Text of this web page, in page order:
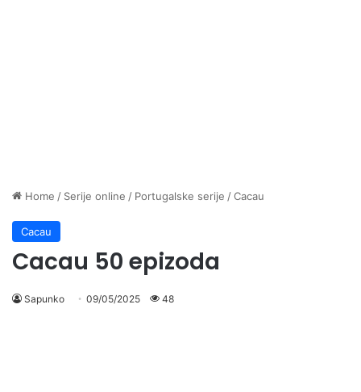
Home / Serije online / Portugalske serije /Cacau
Cacau
Cacau 50 epizoda
Sapunko 09/05/2025 48